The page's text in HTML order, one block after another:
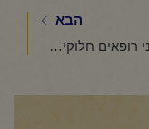
הבא
כאשר שני רופאים חלוקים בדעתם האם על החולה לצום